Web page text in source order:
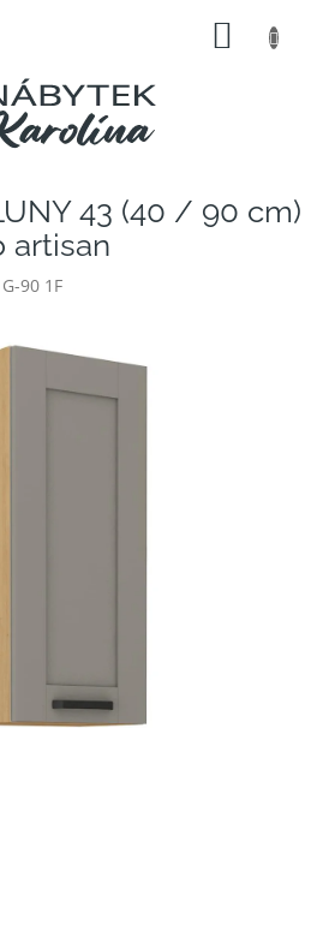
43 (40 / 90 cm)
artisan
90 1F